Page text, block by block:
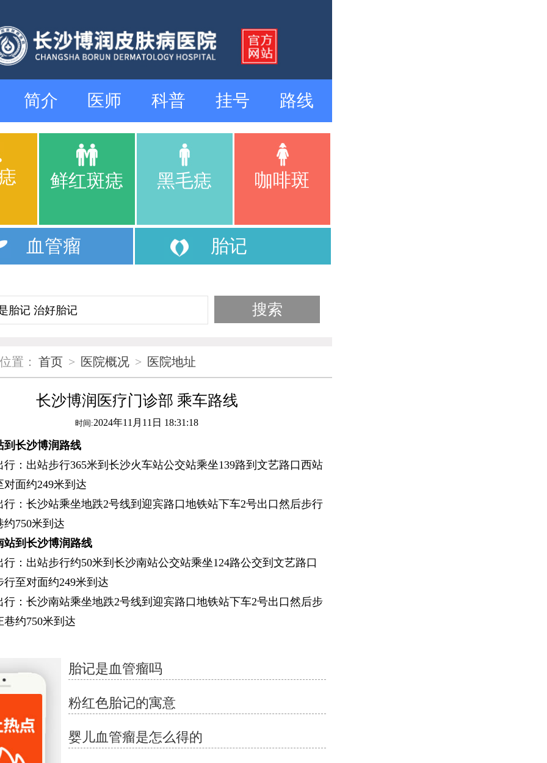
简介 医师 科普 挂号 路线
鲜红斑痣 黑毛痣 咖啡斑
血管瘤 胎记
置： 首页 > 医院概况 > 医院地址
长沙博润医疗门诊部 乘车路线
时间:2024年11月11日 18:31:18
沙博润路线
出站步行365米到长沙火车站公交站乘坐139路到文艺路口西站
对面约249米到达
长沙站乘坐地跌2号线到迎宾路口地铁站下车2号出口然后步行
750米到达
长沙博润路线
出站步行约50米到长沙南站公交站乘坐124路公交到文艺路口
行至对面约249米到达
长沙南站乘坐地跌2号线到迎宾路口地铁站下车2号出口然后步
约750米到达
胎记是血管瘤吗
粉红色胎记的寓意
婴儿血管瘤是怎么得的